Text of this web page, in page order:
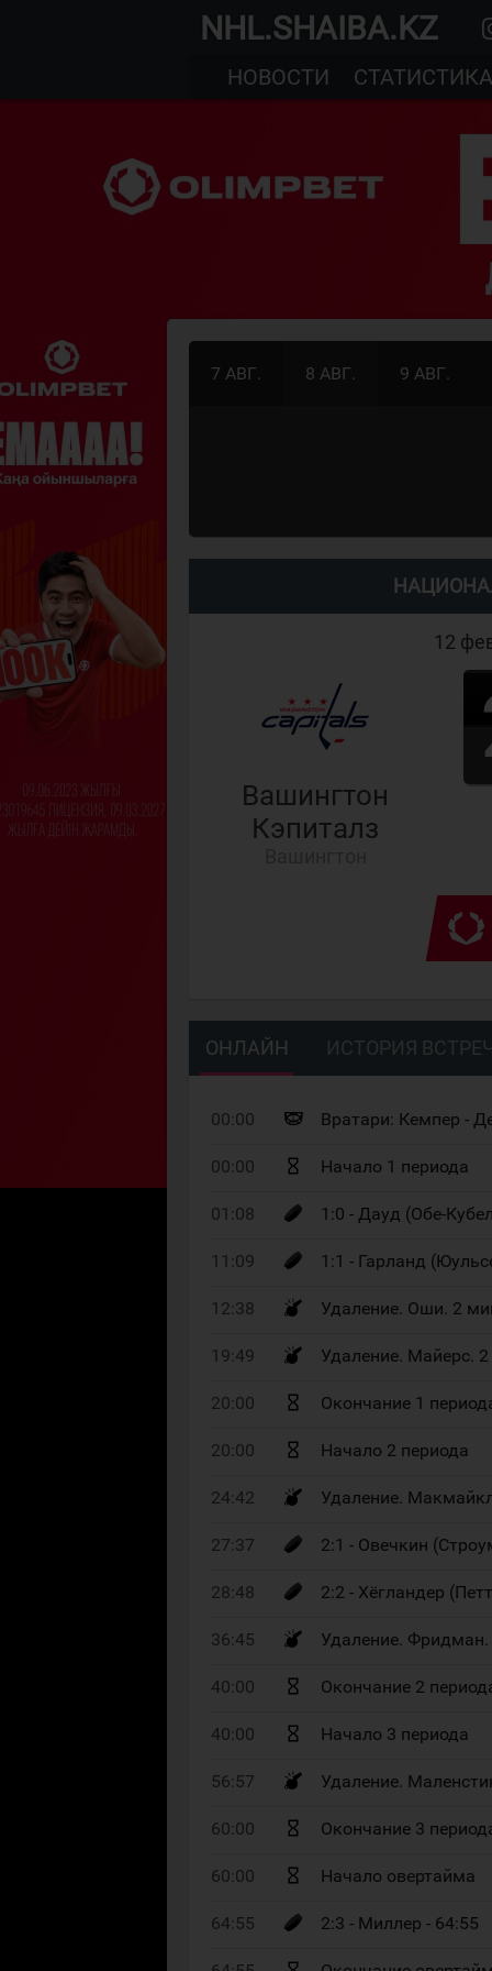
NHL.SHAIBA.KZ
НОВОСТИ
СТАТИСТИКА
7 АВГ. 8 АВГ. 9 АВГ.
12
Вашингтон
Кэпиталз
ОНЛАЙН ИСТОРИЯ ВСТРЕЧ
00:00 Вратари: Кемпер -
00:00 Начало 1 периода
01:08 1:0 - Дауд (Обе-
11:09 1:1 - Гарланд
12:38 Удаление. Оши. 2
19:49 Удаление. Майерс.
20:00 Окончание 1
20:00 Начало 2 периода
24:42 Удаление.
27:37 2:1 - Овечкин
28:48 2:2 - Хёгландер
36:45 Удаление.
40:00 Окончание 2
40:00 Начало 3 периода
56:57 Удаление.
60:00 Окончание 3
60:00 Начало овертайма
64:55 2:3 - Миллер - 64:55